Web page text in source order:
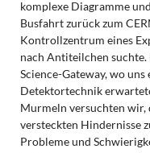
komplexe Diagramme
Busfahrt zurück zum
Kontrollzentrum eines
nach Antiteilchen
Science-Gateway, wo
Detektortechnik
Murmeln versuchten wir,
versteckten Hindernisse
Probleme und